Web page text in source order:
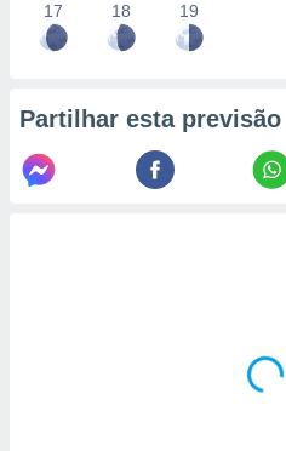
17 18 19
Partilhar esta previsão